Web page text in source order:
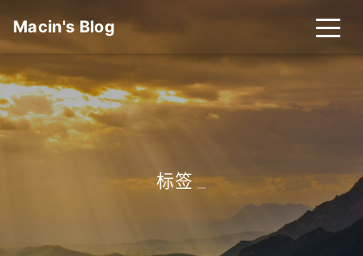
Macin's Blog
标签_